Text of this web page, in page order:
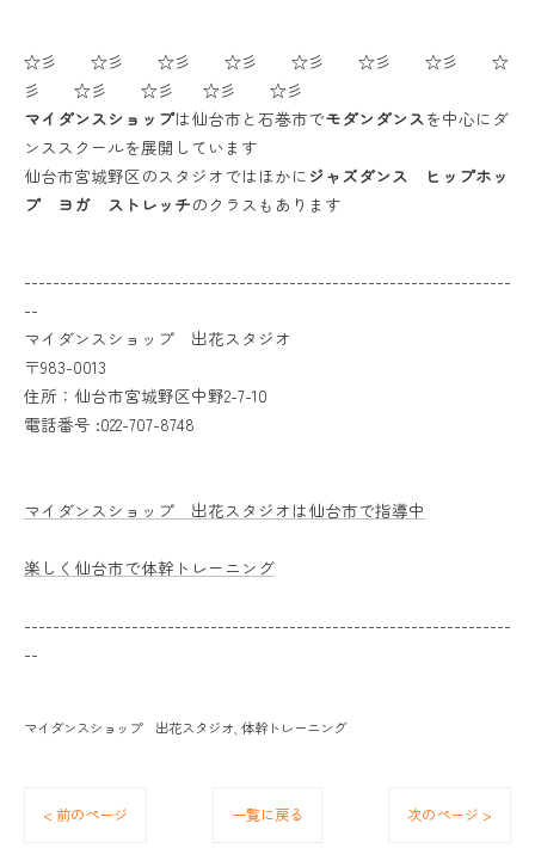
☆彡 ☆彡 ☆彡 ☆彡 ☆彡 ☆彡 ☆彡 ☆
彡 ☆彡 ☆彡 ☆彡 ☆彡
マイダンスショップは仙台市と石巻市でモダンダンスを中心にダ
ンススクールを展開しています
仙台市宮城野区のスタジオではほかに ジャズダンス ヒップホッ
プ ヨガ ストレッチのクラスもあります
--------------------------------------------------------------------
--
マイダンスショップ 出花スタジオ
〒983-0013
住所：仙台市宮城野区中野2-7-10
電話番号 :022-707-8748
マイダンスショップ 出花スタジオは仙台市で指導中
楽しく仙台市で体幹トレーニング
--------------------------------------------------------------------
--
マイダンスショップ 出花スタジオ 体幹トレーニング
< 前のページ 一覧に戻る 次のページ >